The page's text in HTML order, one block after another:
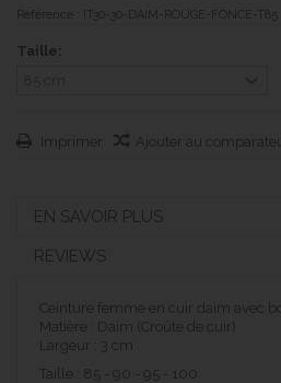
Référence : IT30-30-DAIM-ROUGE-FONCE-T85
Taille:
Imprimer Ajouter au
EN SAVOIR PLUS
REVIEWS
Ceinture femme en cuir daim avec
Matière : Daim (Croûte de cuir)
Largeur : 3 cm
Taille : 85 - 90 - 95 - 100